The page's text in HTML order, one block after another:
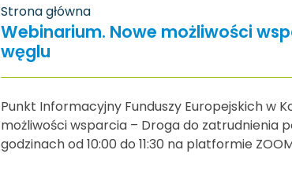
Strona główna
Webinarium. Nowe możliwości
węglu
Punkt Informacyjny Funduszy Europejskich w
możliwości wsparcia – Droga do zatrudnienia
godzinach od 10:00 do 11:30 na platformie